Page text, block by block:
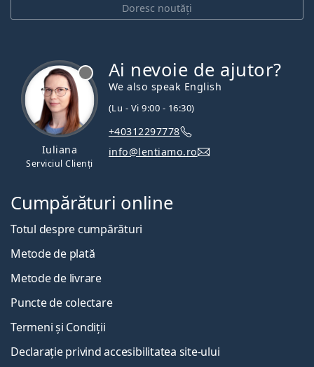
Doresc noutăți
Iuliana
Serviciul Clienți
Ai nevoie de ajutor?
We also speak English
(Lu - Vi 9:00 - 16:30)
+40312297778
info@lentiamo.ro
Cumpărături online
Totul despre cumpărături
Metode de plată
Metode de livrare
Puncte de colectare
Termeni și Condiții
Declarație privind accesibilitatea site-ului